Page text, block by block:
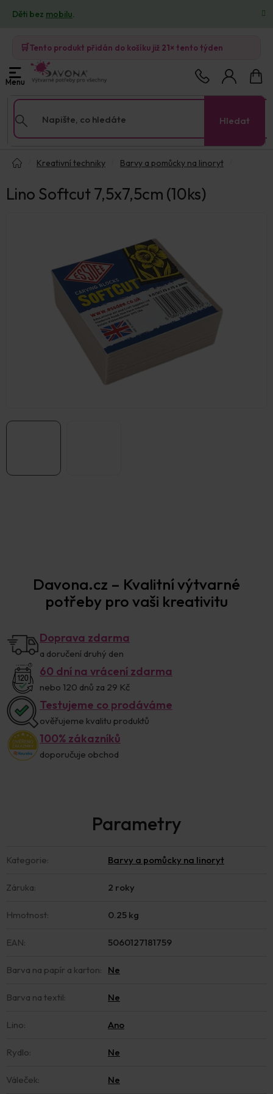
obsah
Děti bez mobilu.
🛒Tento produkt přidán do košíku již 21× tento týden
Hledat
košík
Kreativní techniky
Barvy a pomůcky na linoryt
Lino Softcut 7,5x7,5cm (10ks)
Davona.cz – Kvalitní výtvarné
potřeby pro vaši kreativitu
Doprava zdarma
a doručení druhý den
60 dní na vrácení zdarma
nebo 120 dnů za 29 Kč
Testujeme co prodáváme
ověřujeme kvalitu produktů
100% zákazníků
doporučuje obchod
Kategorie: Barvy a pomůcky na linoryt
Záruka: 2 roky
Hmotnost: 0.25 kg
EAN: 5060127181759
Barva na papír a karton: Ne
Barva na textil: Ne
Lino: Ano
Rydlo: Ne
Váleček: Ne